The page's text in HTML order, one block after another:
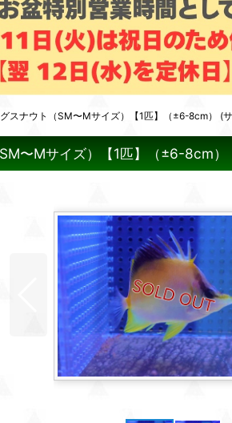
スナウト（SM〜Mサイズ）【1匹】（±6-8cm） (
〜Mサイズ）【1匹】（±6-8cm